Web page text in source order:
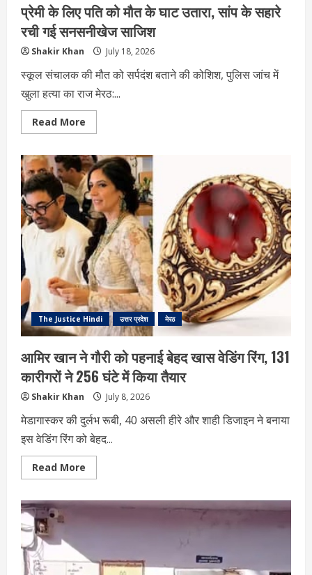
प्रेमी के लिए पति को मौत के घाट उतारा, सांप के सहारे
रची गई सनसनीखेज साजिश
Shakir Khan July 18, 2026
स्कूल संचालक की मौत को सर्पदंश बताने की कोशिश, पुलिस जांच में
खुला हत्या का राज मेरठ:...
Read More
more
के
लिए
पति
को
मौत
के
घाट
उतारा,
सांप
के
सहारे
रची
गई
सनसनीखेज
साजिश
The Justice Hindi उत्तर प्रदेश मेरठ
आमिर खान ने गौरी को पहनाई बेहद खास वेडिंग रिंग, 131
कारीगरों ने 256 घंटे में किया तैयार
Shakir Khan July 8, 2026
मेडागास्कर की दुर्लभ रूबी, 40 असली हीरे और शाही डिजाइन ने बनाया
इस वेडिंग रिंग को बेहद...
Read More
more
खान
गौरी
बेहद
खास